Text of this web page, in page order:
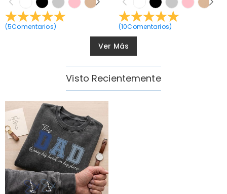
(5Comentarios) (10Comentarios)
Ver Más
Visto Recientemente